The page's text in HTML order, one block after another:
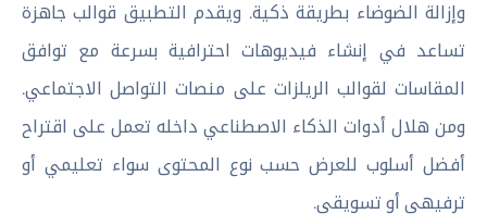
وإزالة الضوضاء بطريقة ذكية. ويقدم التطبيق قوالب جاهزة
تساعد في إنشاء فيديوهات احترافية بسرعة مع توافق
المقاسات لقوالب الريلزات على منصات التواصل الاجتماعي.
ومن هلال أدوات الذكاء الاصطناعي داخله تعمل على اقتراح
أفضل أسلوب للعرض حسب نوع المحتوى سواء تعليمي أو
ترفيهي أو تسويقي.